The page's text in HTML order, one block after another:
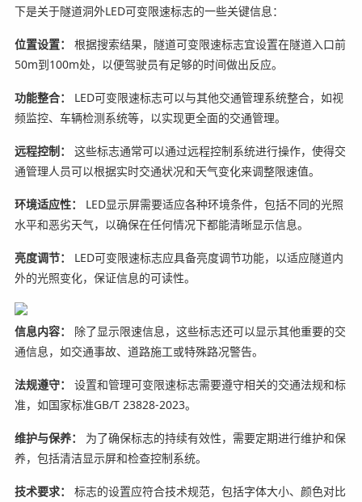
下是关于隧道洞外LED可变限速标志的一些关键信息：
位置设置：
根据搜索结果，隧道可变限速标志宜设置在隧道入口前
50m到100m处，以便驾驶员有足够的时间做出反应。
功能整合：
LED可变限速标志可以与其他交通管理系统整合，如视
频监控、车辆检测系统等，以实现更全面的交通管理。
远程控制：
这些标志通常可以通过远程控制系统进行操作，使得交
通管理人员可以根据实时交通状况和天气变化来调整限速值。
环境适应性：
LED显示屏需要适应各种环境条件，包括不同的光照
水平和恶劣天气，以确保在任何情况下都能清晰显示信息。
亮度调节：
LED可变限速标志应具备亮度调节功能，以适应隧道内
外的光照变化，保证信息的可读性。
信息内容：
除了显示限速信息，这些标志还可以显示其他重要的交
通信息，如交通事故、道路施工或特殊路况警告。
法规遵守：
设置和管理可变限速标志需要遵守相关的交通法规和标
准，如国家标准GB/T 23828-2023。
维护与保养：
为了确保标志的持续有效性，需要定期进行维护和保
养，包括清洁显示屏和检查控制系统。
技术要求：
标志的设置应符合技术规范，包括字体大小、颜色对比